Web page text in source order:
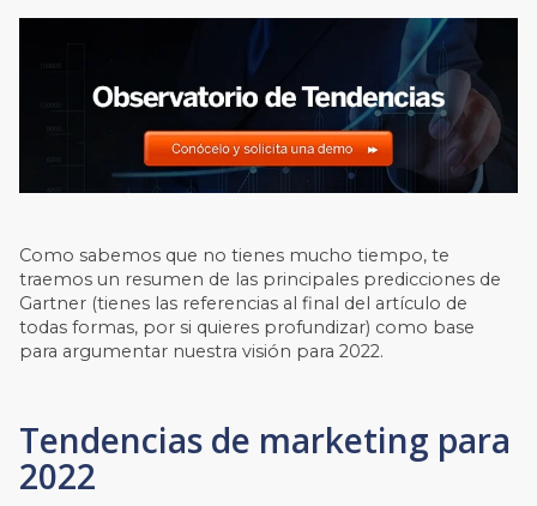
Como sabemos que no tienes mucho tiempo, te
traemos un resumen de las principales predicciones de
Gartner (tienes las referencias al final del artículo de
todas formas, por si quieres profundizar) como base
para argumentar nuestra visión para 2022.
Tendencias de marketing para
2022